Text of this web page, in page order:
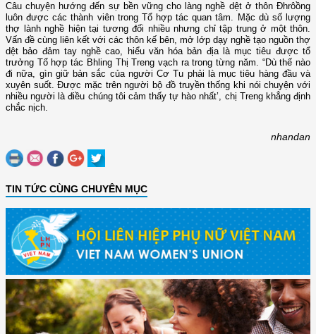
Câu chuyện hướng đến sự bền vững cho làng nghề dệt ở thôn Đhrôồng
luôn được các thành viên trong Tổ hợp tác quan tâm. Mặc dù số lượng
thợ lành nghề hiện tại tương đối nhiều nhưng chỉ tập trung ở một thôn.
Vấn đề cùng liên kết với các thôn kế bên, mở lớp dạy nghề tạo nguồn thợ
dệt bảo đảm tay nghề cao, hiểu văn hóa bản địa là mục tiêu được tổ
trưởng Tổ hợp tác Bhling Thị Treng vạch ra trong từng năm. “Dù thế nào
đi nữa, gìn giữ bản sắc của người Cơ Tu phải là mục tiêu hàng đầu và
xuyên suốt. Được mặc trên người bộ đồ truyền thống khi nói chuyện với
nhiều người là điều chúng tôi cảm thấy tự hào nhất’, chị Treng khẳng định
chắc nịch.
nhandan
TIN TỨC CÙNG CHUYÊN MỤC